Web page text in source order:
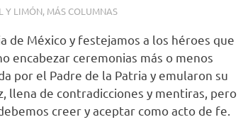
Y LIMÓN, MÁS COLUMNAS
de México y festejamos a los héroes que
encabezar ceremonias más o menos
por el Padre de la Patria y emularon su
llena de contradicciones y mentiras, pero
creer y aceptar como acto de fe.